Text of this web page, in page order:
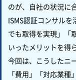
のが、自社の状況に
ISMS認証コンサル
でも取得を実現」「
いったメリットを得
今回は、こうしたニ
「費用」「対応業